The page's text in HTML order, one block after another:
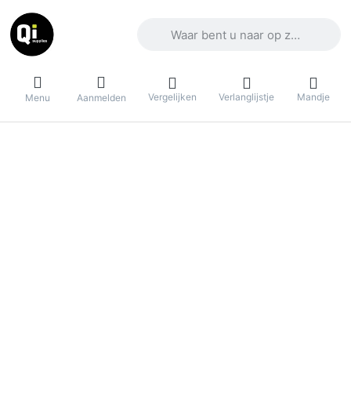
Menu Aanmelden Vergelijken Verlanglijstje Mandje